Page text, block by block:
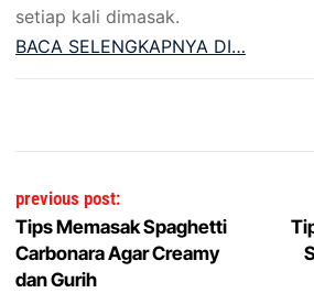
setiap kali dimasak.
BACA SELENGKAPNYA DI…
Post navigation
previous post:
Tips Memasak Spaghetti
Carbonara Agar Creamy
dan Gurih